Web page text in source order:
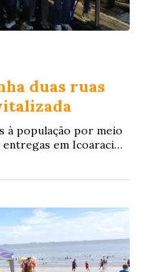
duas ruas
à população por meio
em Icoaraci